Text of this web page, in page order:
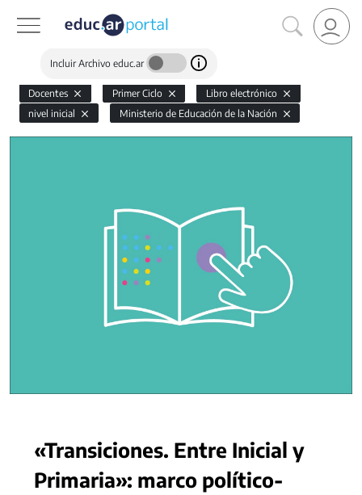
Incluir Archivo educ.ar
Docentes Primer Ciclo
Libro electrónico
nivel inicial
Ministerio de Educación de la Nación
«Transiciones. Entre Inicial y
Primaria»: marco político-